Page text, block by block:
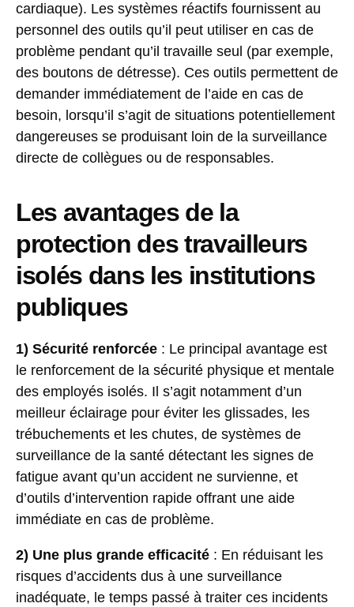
cardiaque). Les systèmes réactifs fournissent au
personnel des outils qu’il peut utiliser en cas de
problème pendant qu’il travaille seul (par exemple,
des boutons de détresse). Ces outils permettent de
demander immédiatement de l’aide en cas de
besoin, lorsqu’il s’agit de situations potentiellement
dangereuses se produisant loin de la surveillance
directe de collègues ou de responsables.
Les avantages de la
protection des travailleurs
isolés dans les institutions
publiques
1) Sécurité renforcée : Le principal avantage est
le renforcement de la sécurité physique et mentale
des employés isolés. Il s’agit notamment d’un
meilleur éclairage pour éviter les glissades, les
trébuchements et les chutes, de systèmes de
surveillance de la santé détectant les signes de
fatigue avant qu’un accident ne survienne, et
d’outils d’intervention rapide offrant une aide
immédiate en cas de problème.
2) Une plus grande efficacité : En réduisant les
risques d’accidents dus à une surveillance
inadéquate, le temps passé à traiter ces incidents